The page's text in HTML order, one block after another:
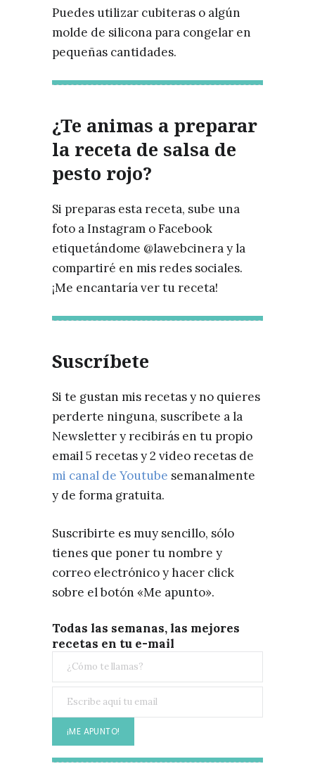
Puedes utilizar cubiteras o algún
molde de silicona para congelar en
pequeñas cantidades.
¿Te animas a preparar
la receta de salsa de
pesto rojo?
Si preparas esta receta, sube una
foto a Instagram o Facebook
etiquetándome @lawebcinera y la
compartiré en mis redes sociales.
¡Me encantaría ver tu receta!
Suscríbete
Si te gustan mis recetas y no quieres
perderte ninguna, suscríbete a la
Newsletter y recibirás en tu propio
email 5 recetas y 2 video recetas de
mi canal de Youtube semanalmente
y de forma gratuita.
Suscribirte es muy sencillo, sólo
tienes que poner tu nombre y
correo electrónico y hacer click
sobre el botón «Me apunto».
Todas las semanas, las mejores
recetas en tu e-mail